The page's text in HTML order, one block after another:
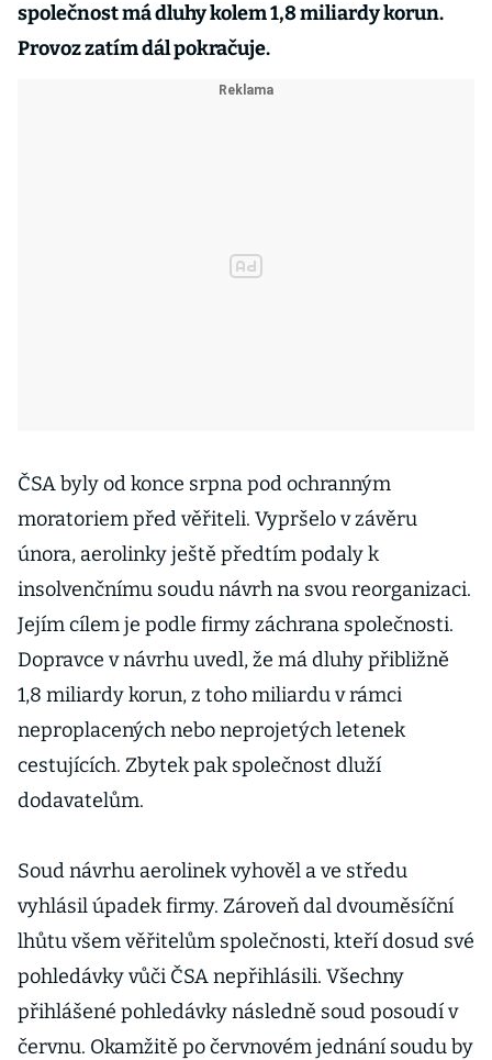
společnost má dluhy kolem 1,8 miliardy korun.
Provoz zatím dál pokračuje.
ČSA byly od konce srpna pod ochranným
moratoriem před věřiteli. Vypršelo v závěru
února, aerolinky ještě předtím podaly k
insolvenčnímu soudu návrh na svou reorganizaci.
Jejím cílem je podle firmy záchrana společnosti.
Dopravce v návrhu uvedl, že má dluhy přibližně
1,8 miliardy korun, z toho miliardu v rámci
neproplacených nebo neprojetých letenek
cestujících. Zbytek pak společnost dluží
dodavatelům.
Soud návrhu aerolinek vyhověl a ve středu
vyhlásil úpadek firmy. Zároveň dal dvouměsíční
lhůtu všem věřitelům společnosti, kteří dosud své
pohledávky vůči ČSA nepřihlásili. Všechny
přihlášené pohledávky následně soud posoudí v
červnu. Okamžitě po červnovém jednání soudu by